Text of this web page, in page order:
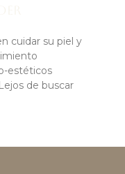
cuidar su piel y
estéticos
de buscar